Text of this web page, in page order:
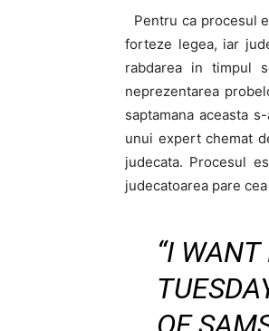
Pentru ca procesul
forteze legea, iar
rabdarea in timpul
neprezentarea
saptamana aceasta
unui expert chemat
judecata. Procesul
judecatoarea pare cea
“I